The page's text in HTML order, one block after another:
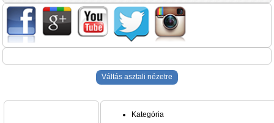
Váltás asztali nézetre
Kategória